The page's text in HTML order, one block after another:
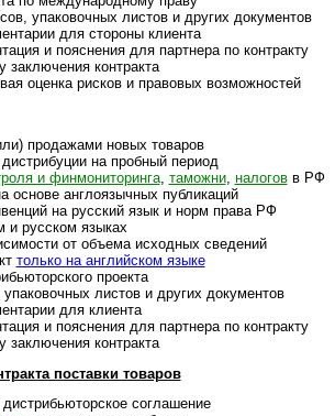
упа­ко­воч­ных лис­тов и дру­гих доку­мен­тов
для сто­роны кли­ента
и пояс­не­ния для парт­нера по конт­ракту
заклю­че­ния конт­ракта
оце­нка рис­ков и пра­во­вых воз­мож­ностей
прода­жами новых това­ров
на проб­ный период
и фин­мо­ни­то­ри­нга, тамо­жни, нало­говв РФ
основе анг­ло­языч­ных пуб­ли­ка­ций
на рус­ский язык и норм права РФ
и рус­ском язы­ках
от объ­ема исход­ных све­де­ний
только на анг­лий­ском языке
про­екта
лис­тов и дру­гих доку­мен­тов
для кли­ента
и пояс­не­ния для парт­нера по конт­ракту
заклю­че­ния конт­ракта
поста­вки това­ров
согла­шение